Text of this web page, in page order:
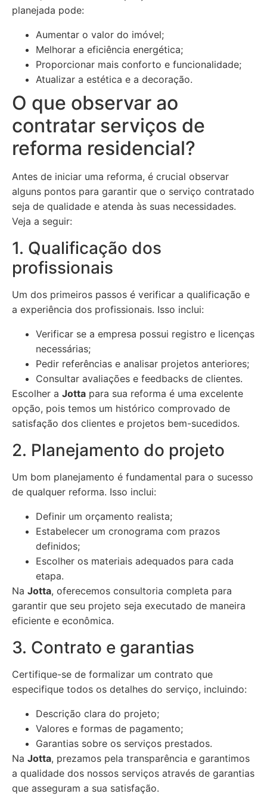
planejada pode:
Aumentar o valor do imóvel;
Melhorar a eficiência energética;
Proporcionar mais conforto e funcionalidade;
Atualizar a estética e a decoração.
O que observar ao
contratar serviços de
reforma residencial?
Antes de iniciar uma reforma, é crucial observar
alguns pontos para garantir que o serviço contratado
seja de qualidade e atenda às suas necessidades.
Veja a seguir:
1. Qualificação dos
profissionais
Um dos primeiros passos é verificar a qualificação e
a experiência dos profissionais. Isso inclui:
Verificar se a empresa possui registro e licenças
necessárias;
Pedir referências e analisar projetos anteriores;
Consultar avaliações e feedbacks de clientes.
Escolher a Jotta para sua reforma é uma excelente
opção, pois temos um histórico comprovado de
satisfação dos clientes e projetos bem-sucedidos.
2. Planejamento do projeto
Um bom planejamento é fundamental para o sucesso
de qualquer reforma. Isso inclui:
Definir um orçamento realista;
Estabelecer um cronograma com prazos
definidos;
Escolher os materiais adequados para cada
etapa.
Na Jotta, oferecemos consultoria completa para
garantir que seu projeto seja executado de maneira
eficiente e econômica.
3. Contrato e garantias
Certifique-se de formalizar um contrato que
especifique todos os detalhes do serviço, incluindo:
Descrição clara do projeto;
Valores e formas de pagamento;
Garantias sobre os serviços prestados.
Na Jotta, prezamos pela transparência e garantimos
a qualidade dos nossos serviços através de garantias
que asseguram a sua satisfação.